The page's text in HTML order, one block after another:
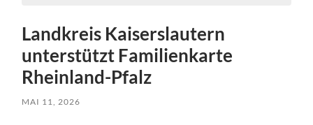
Landkreis Kaiserslautern
unterstützt Familienkarte
Rheinland-Pfalz
MAI 11, 2026